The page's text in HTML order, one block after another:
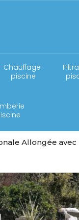
Chauffage
piscine
Allongée